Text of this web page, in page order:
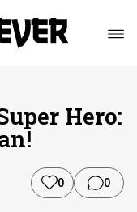
Hero:
0 0